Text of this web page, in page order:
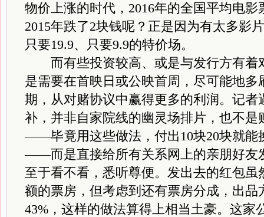
物价上涨的时代，2016年的全国平均电影
2015年跌了2块钱呢？正是因为有太多影
只要19.9、只要9.9的特价场。
而有些投资较高、或是与发行方有着
是需要在首映日或公映首周，尽可能地多
期，从对赌协议中赢得更多的利润。记者
补，并非自家院线的幽灵场排片，也不是
——毕竟用这些做法，付出10块20块就能
——而是直接给所有关系网上的亲朋好友
至于看不看，悉听尊便。发出去的红包虽
额的票房，但考虑到还有票房分成，出品
43%，这样的做法算得上相当土豪。这家